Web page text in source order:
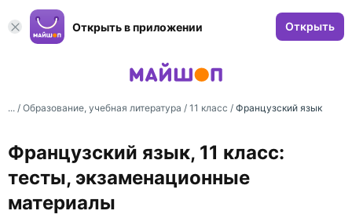
Открыть в приложении Открыть
... / Образование, учебная литература / 11 класс / Французский язык
Французский язык, 11 класс:
тесты, экзаменационные
материалы